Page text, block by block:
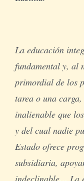
La educación
fundamental y, al
primordial de los
tarea o una
inalienable que
y del cual nadie
Estado ofrece
subsidiaria,
indeclinable… La